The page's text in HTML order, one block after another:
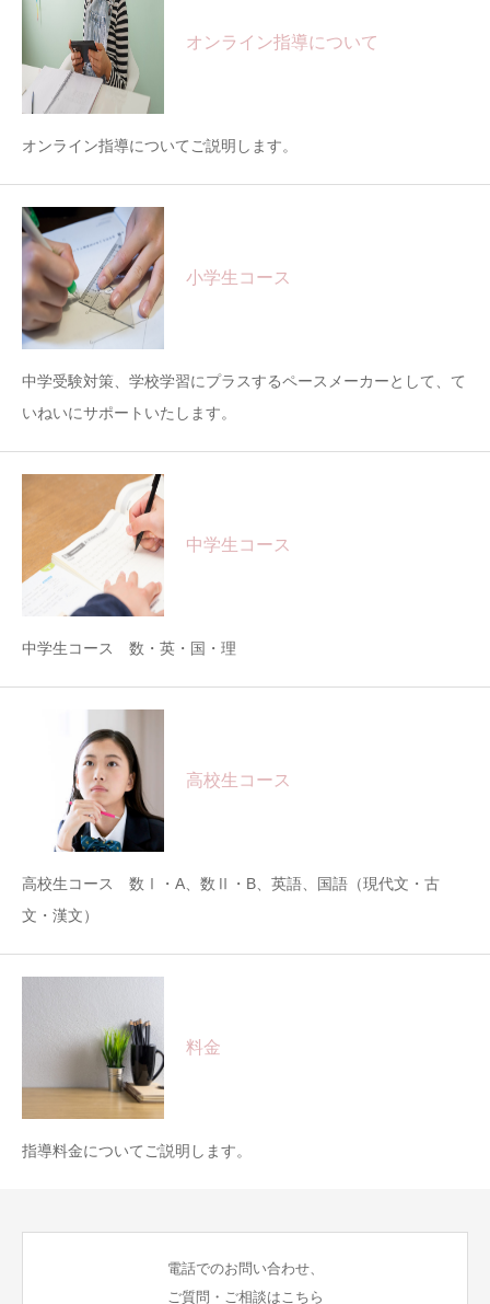
オンライン指導について
オンライン指導についてご説明します。
小学生コース
中学受験対策、学校学習にプラスするペースメーカーとして、て
いねいにサポートいたします。
中学生コース
中学生コース 数・英・国・理
高校生コース
高校生コース 数Ⅰ・A、数Ⅱ・B、英語、国語（現代文・古
文・漢文）
料金
指導料金についてご説明します。
電話でのお問い合わせ、
ご質問・ご相談はこちら